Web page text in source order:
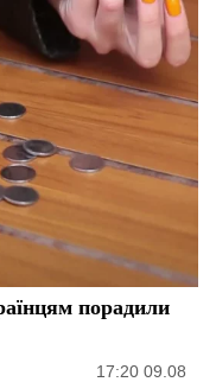
порадили
17:20 09.08